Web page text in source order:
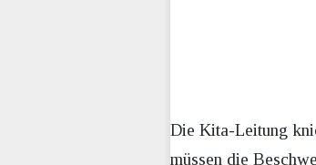
Die Kita-Leitung
müssen die